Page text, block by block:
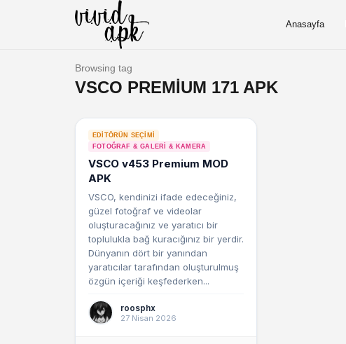
Anasayfa
Browsing tag
VSCO PREMIUM 171 APK
EDITÖRÜN SEÇIMI
FOTOĞRAF & GALERI & KAMERA
VSCO v453 Premium MOD
APK
VSCO, kendinizi ifade edeceğiniz,
güzel fotoğraf ve videolar
oluşturacağınız ve yaratıcı bir
toplulukla bağ kuracığınız bir yerdir.
Dünyanın dört bir yanından
yaratıcılar tarafından oluşturulmuş
özgün içeriği keşfederken...
roosphx
27 Nisan 2026